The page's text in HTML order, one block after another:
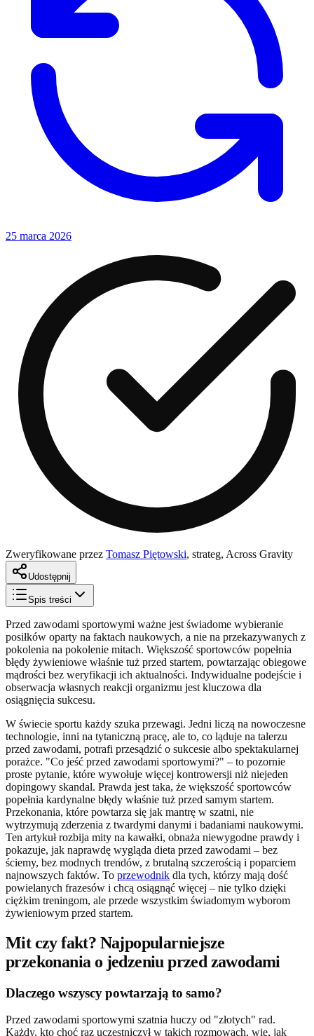
25 marca 2026
Zweryfikowane przez Tomasz Piętowski, strateg, Across Gravity
Udostępnij
Spis treści
Przed zawodami sportowymi ważne jest świadome wybieranie
posiłków oparty na faktach naukowych, a nie na przekazywanych z
pokolenia na pokolenie mitach. Większość sportowców popełnia
błędy żywieniowe właśnie tuż przed startem, powtarzając obiegowe
mądrości bez weryfikacji ich aktualności. Indywidualne podejście i
obserwacja własnych reakcji organizmu jest kluczowa dla
osiągnięcia sukcesu.
W świecie sportu każdy szuka przewagi. Jedni liczą na nowoczesne
technologie, inni na tytaniczną pracę, ale to, co ląduje na talerzu
przed zawodami, potrafi przesądzić o sukcesie albo spektakularnej
porażce. "Co jeść przed zawodami sportowymi?" – to pozornie
proste pytanie, które wywołuje więcej kontrowersji niż niejeden
dopingowy skandal. Prawda jest taka, że większość sportowców
popełnia kardynalne błędy właśnie tuż przed samym startem.
Przekonania, które powtarza się jak mantrę w szatni, nie
wytrzymują zderzenia z twardymi danymi i badaniami naukowymi.
Ten artykuł rozbija mity na kawałki, obnaża niewygodne prawdy i
pokazuje, jak naprawdę wygląda dieta przed zawodami – bez
ściemy, bez modnych trendów, z brutalną szczerością i poparciem
najnowszych faktów. To przewodnik dla tych, którzy mają dość
powielanych frazesów i chcą osiągnąć więcej – nie tylko dzięki
ciężkim treningom, ale przede wszystkim świadomym wyborom
żywieniowym przed startem.
Mit czy fakt? Najpopularniejsze
przekonania o jedzeniu przed zawodami
Dlaczego wszyscy powtarzają to samo?
Przed zawodami sportowymi szatnia huczy od "złotych" rad.
Każdy, kto choć raz uczestniczył w takich rozmowach, wie, jak